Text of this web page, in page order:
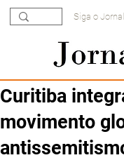
Siga o
Curitiba
movimento